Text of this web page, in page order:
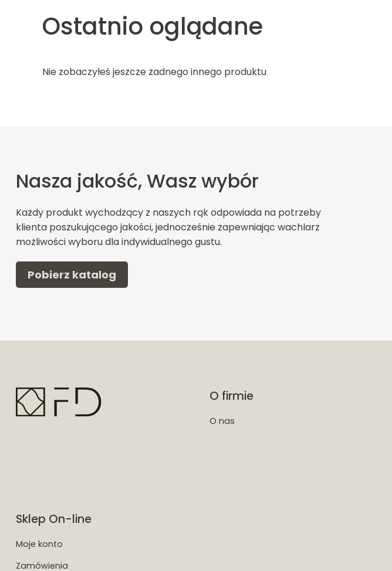
Ostatnio oglądane
Nie zobaczyłeś jeszcze żadnego innego produktu
Nasza jakość, Wasz wybór
Każdy produkt wychodzący z naszych rąk odpowiada na potrzeby
klienta poszukującego jakości, jednocześnie zapewniając wachlarz
możliwości wyboru dla indywidualnego gustu.
Pobierz katalog
O firmie
O nas
Sklep On-line
Moje konto
Zamówienia